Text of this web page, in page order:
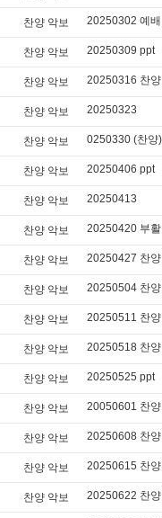
찬양 악보 20250302 예
찬양 악보 20250309 ppt
찬양 악보 20250316 찬
찬양 악보 20250323
찬양 악보 0250330 (찬양
찬양 악보 20250406 ppt
찬양 악보 20250413
찬양 악보 20250420 부
찬양 악보 20250427 찬
찬양 악보 20250504 찬
찬양 악보 20250511 찬양
찬양 악보 20250518 찬
찬양 악보 20250525 ppt
찬양 악보 20050601 찬양
찬양 악보 20250608 찬양
찬양 악보 20250615 찬양
찬양 악보 20250622 찬양